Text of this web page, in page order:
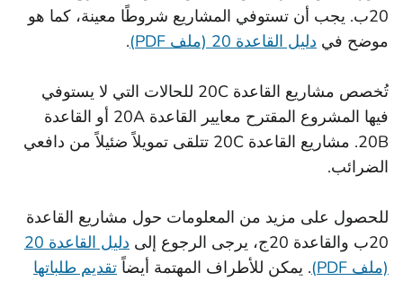
20ب. يجب أن تستوفي المشاريع شروطًا معينة، كما هو
موضح في دليل القاعدة 20 (ملف PDF) .
تُخصص مشاريع القاعدة 20C للحالات التي لا يستوفي
فيها المشروع المقترح معايير القاعدة 20A أو القاعدة
20B. مشاريع القاعدة 20C تتلقى تمويلاً ضئيلاً من دافعي
الضرائب.
للحصول على مزيد من المعلومات حول مشاريع القاعدة
20ب والقاعدة 20ج، يرجى الرجوع إلى
دليل القاعدة 20
(ملف PDF)
. يمكن للأطراف المهتمة أيضاً تقديم طلباتها